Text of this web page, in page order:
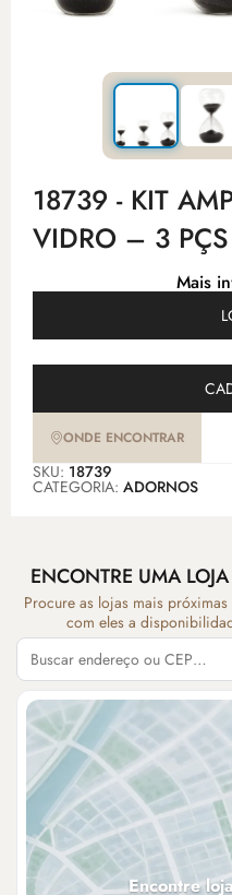
18739 - KIT
VIDRO – 3 PÇS
Mais
ONDE ENCONTRAR
SKU: 18739
CATEGORIA: ADORNOS
ENCONTRE UMA
Procure as lojas mais
com eles a
Encontre